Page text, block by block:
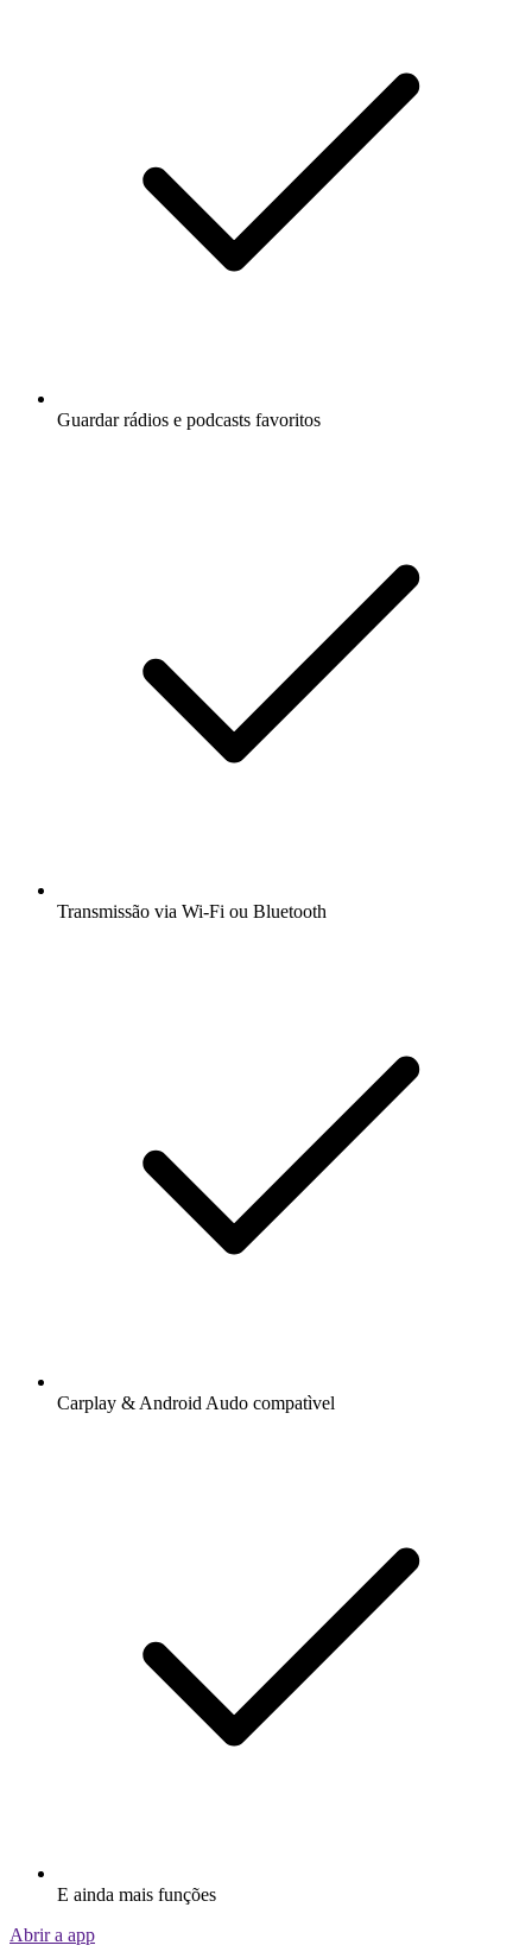
Guardar rádios e podcasts favoritos
Transmissão via Wi-Fi ou Bluetooth
Carplay & Android Audo compatìvel
E ainda mais funções
Abrir a app